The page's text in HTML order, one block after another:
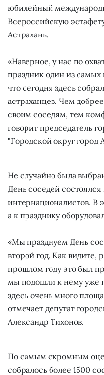
юбилейный
Всероссийскую
Астрахань.
«Наверное, у нас по
праздник один из
что сегодня здесь
астраханцев. Чем
своим соседям, тем
говорит председатель
"Городской округ город
Не случайно была
День соседей
интернационалистов. В
а к празднику
«Мы празднуем День
второй год. Как видите,
прошлом году это был
мы подошли к нему уже
здесь очень много
отмечает депутат
Александр Тихонов.
По самым скромным
собралось более 1500